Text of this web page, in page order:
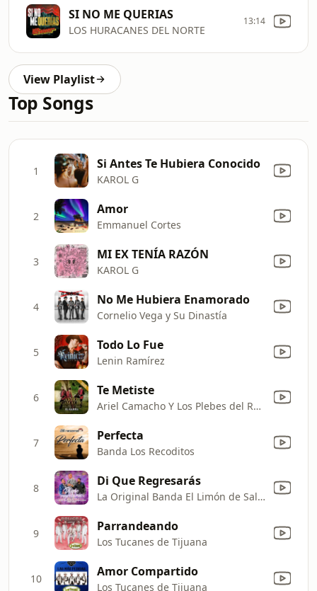
SI NO ME QUERIAS
LOS HURACANES DEL NORTE
13:14
View Playlist
Top Songs
1 Si Antes Te Hubiera Conocido
KAROL G
2 Amor
Emmanuel Cortes
3 MI EX TENÍA RAZÓN
KAROL G
4 No Me Hubiera Enamorado
Cornelio Vega y Su Dinastía
5 Todo Lo Fue
Lenin Ramírez
6 Te Metiste
Ariel Camacho Y Los Plebes del Rancho
7 Perfecta
Banda Los Recoditos
8 Di Que Regresarás
La Original Banda El Limón de Salvador Lizárraga & Lorenzo Mendez
9 Parrandeando
Los Tucanes de Tijuana
10 Amor Compartido
Los Tucanes de Tijuana